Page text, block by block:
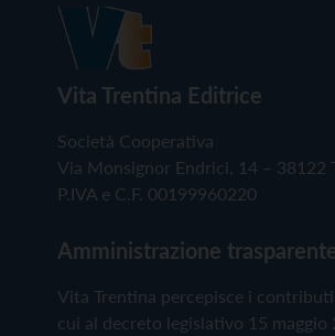
Vita Trentina Editrice
Società Cooperativa
Via Monsignor Endrici, 14 – 38122
P.IVA e C.F. 00199960220
Amministrazione
Vita Trentina percepisce i
cui al decreto legislativo 15 maggio